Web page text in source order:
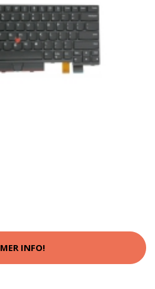
MER INFO!